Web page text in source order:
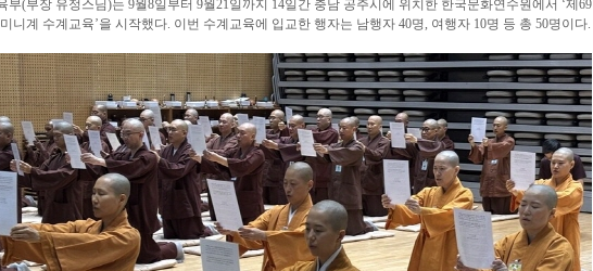
부(부장 유정스님)는 9월8일부터 9월21일까지 14일간 충남 공주시에 위치한 한국문화연수원에서 ‘제69
니계 수계교육’을 시작했다. 이번 수계교육에 입교한 행자는 남행자 40명, 여행자 10명 등 총 50명이다.